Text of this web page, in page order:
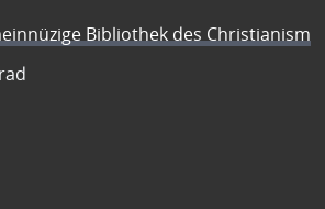
Bibliothek des Christianism